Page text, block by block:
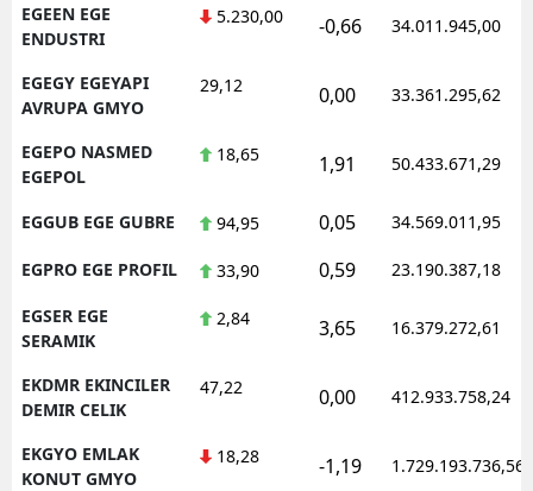
EGEEN EGE
ENDUSTRI
5.230,00 -0,66 34.011.945,00
EGEGY EGEYAPI
AVRUPA GMYO
29,12 0,00 33.361.295,62
EGEPO NASMED
EGEPOL
18,65 1,91 50.433.671,29
EGGUB EGE GUBRE 94,95 0,05 34.569.011,95
EGPRO EGE PROFIL 33,90 0,59 23.190.387,18
EGSER EGE
SERAMIK
2,84 3,65 16.379.272,61
EKDMR EKINCILER
DEMIR CELIK
47,22 0,00 412.933.758,24
EKGYO EMLAK
KONUT GMYO
18,28 -1,19 1.729.193.736,56